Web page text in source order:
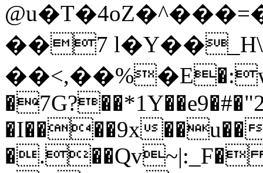
��7 l�Y��_Η\
�I����9x��u��
�.��Qv~|:_F�